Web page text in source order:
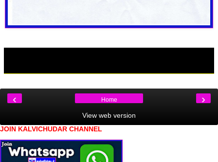
‹ ›
Home
View web version
JOIN KALVICHUDAR CHANNEL